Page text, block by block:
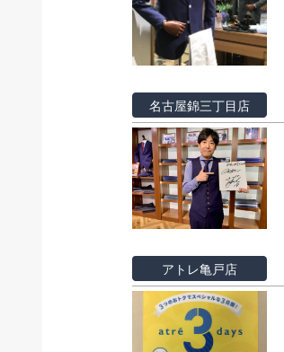
名古屋錦三丁目店
アトレ亀戸店